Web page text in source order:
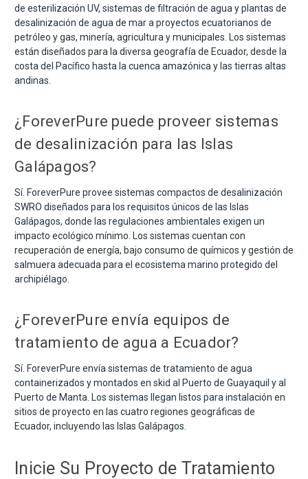
de esterilización UV, sistemas de filtración de agua y plantas de
desalinización de agua de mar a proyectos ecuatorianos de
petróleo y gas, minería, agricultura y municipales. Los sistemas
están diseñados para la diversa geografía de Ecuador, desde la
costa del Pacífico hasta la cuenca amazónica y las tierras altas
andinas.
¿ForeverPure puede proveer sistemas
de desalinización para las Islas
Galápagos?
Sí. ForeverPure provee sistemas compactos de desalinización
SWRO diseñados para los requisitos únicos de las Islas
Galápagos, donde las regulaciones ambientales exigen un
impacto ecológico mínimo. Los sistemas cuentan con
recuperación de energía, bajo consumo de químicos y gestión de
salmuera adecuada para el ecosistema marino protegido del
archipiélago.
¿ForeverPure envía equipos de
tratamiento de agua a Ecuador?
Sí. ForeverPure envía sistemas de tratamiento de agua
containerizados y montados en skid al Puerto de Guayaquil y al
Puerto de Manta. Los sistemas llegan listos para instalación en
sitios de proyecto en las cuatro regiones geográficas de
Ecuador, incluyendo las Islas Galápagos.
Inicie Su Proyecto de Tratamiento